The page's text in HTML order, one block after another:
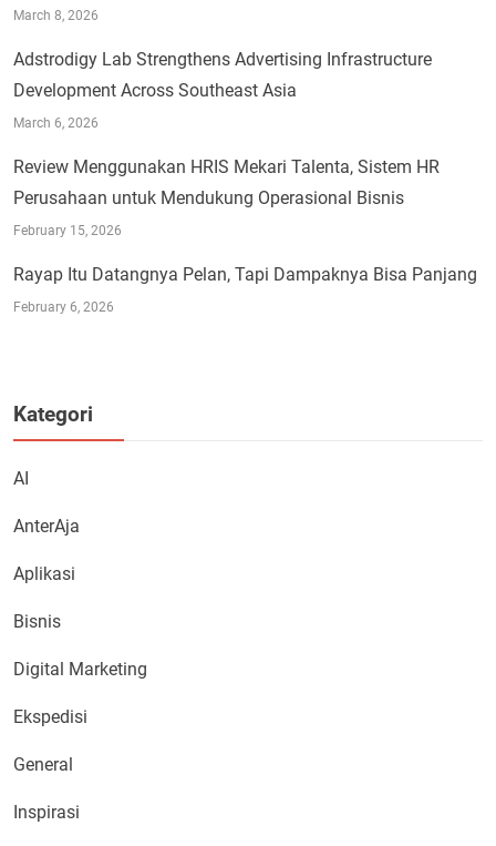
March 8, 2026
Adstrodigy Lab Strengthens Advertising Infrastructure
Development Across Southeast Asia
March 6, 2026
Review Menggunakan HRIS Mekari Talenta, Sistem HR
Perusahaan untuk Mendukung Operasional Bisnis
February 15, 2026
Rayap Itu Datangnya Pelan, Tapi Dampaknya Bisa Panjang
February 6, 2026
Kategori
AI
AnterAja
Aplikasi
Bisnis
Digital Marketing
Ekspedisi
General
Inspirasi